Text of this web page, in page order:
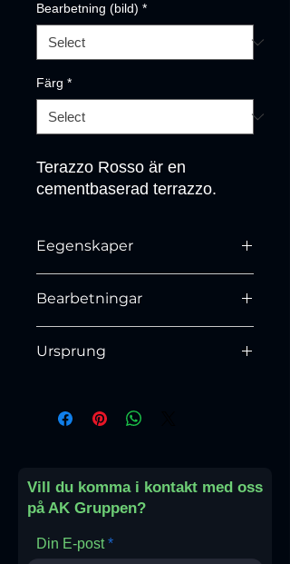
Bearbetning (bild) *
Färg *
Terazzo Rosso är en
cementbaserad terrazzo.
Eegenskaper
Bearbetningar
Ursprung
Vill du komma i kontakt med oss
på AK Gruppen?
Din E-post